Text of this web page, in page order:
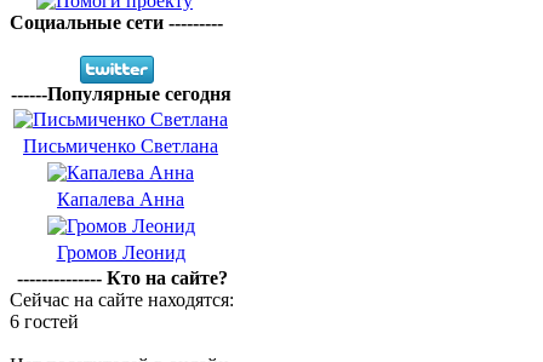
Социальные сети ---------
------Популярные сегодня
Письмиченко Светлана
Капалева Анна
Громов Леонид
-------------- Кто на сайте?
Сейчас на сайте находятся:
6 гостей